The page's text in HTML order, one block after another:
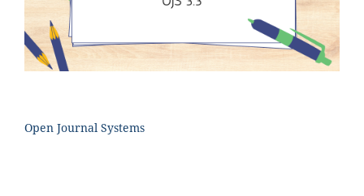
Open Journal Systems